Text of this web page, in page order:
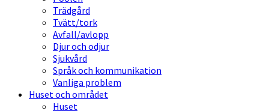
Trädgård
Tvätt/tork
Avfall/avlopp
Djur och odjur
Sjukvård
Språk och kommunikation
Vanliga problem
Huset och området
Huset